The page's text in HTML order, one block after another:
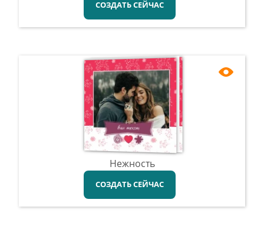
СОЗДАТЬ СЕЙЧАС
Нежность
СОЗДАТЬ СЕЙЧАС